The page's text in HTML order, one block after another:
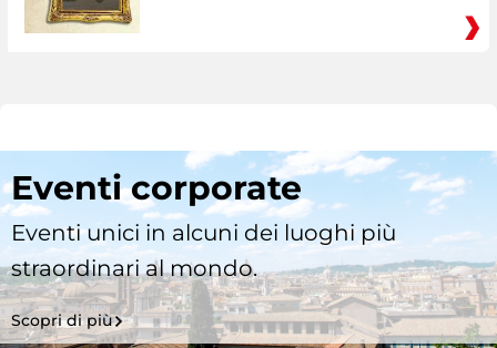
Eventi corporate
Eventi unici in alcuni dei luoghi più
straordinari al mondo.
Scopri di più